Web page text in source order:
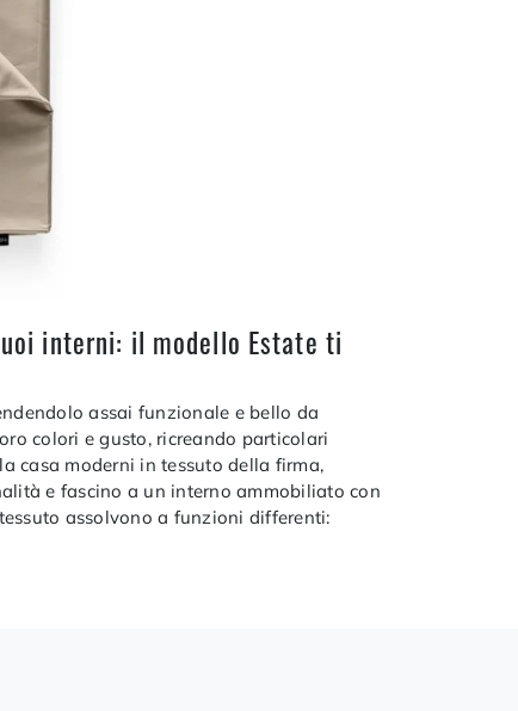
interni: il modello Estate ti
assai funzionale e bello da
colori e gusto, ricreando particolari
casa moderni in tessuto della firma,
e fascino a un interno ammobiliato con
assolvono a funzioni differenti: